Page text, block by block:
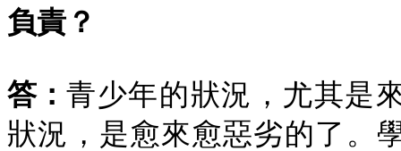
負責？
答：青少年的狀況，尤其是
狀況，是愈來愈惡劣的了。